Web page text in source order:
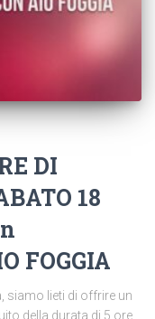
DI
18
FOGGIA
siamo lieti di offrire un
della durata di 5 ore,